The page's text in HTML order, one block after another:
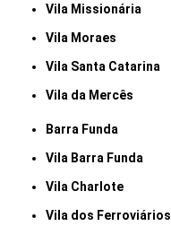
Vila Missionária
Vila Moraes
Vila Santa Catarina
Vila da Mercês
Barra Funda
Vila Barra Funda
Vila Charlote
Vila dos Ferroviários